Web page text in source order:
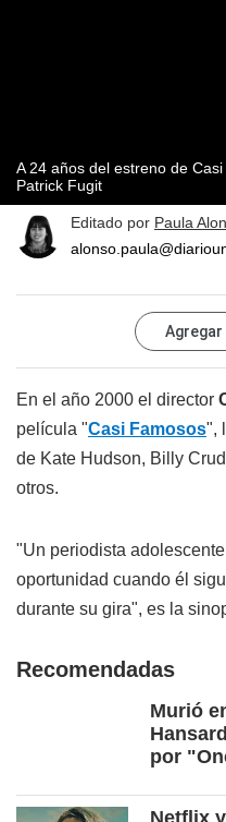
A 24 años del estreno de
Patrick Fugit
Editado por Paula
Agregar
En el año 2000 el director
película "Casi Famosos",
de Kate Hudson, Billy
otros.
"Un periodista
oportunidad cuando él
durante su gira", es la
Recomendadas
Murió
por